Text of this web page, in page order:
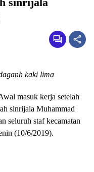
kaki lima
masuk kerja setelah
sinrijala Muhammad
seluruh staf kecamatan
(10/6/2019).